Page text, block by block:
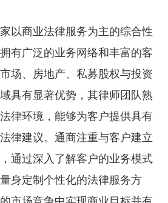
以商业法律服务为主的综合性
有广泛的业务网络和丰富的客
场、房地产、私募股权与投资
具有显著优势，其律师团队熟
律环境，能够为客户提供具有
律建议。通商注重与客户建立
通过深入了解客户的业务模式
身定制个性化的法律服务方